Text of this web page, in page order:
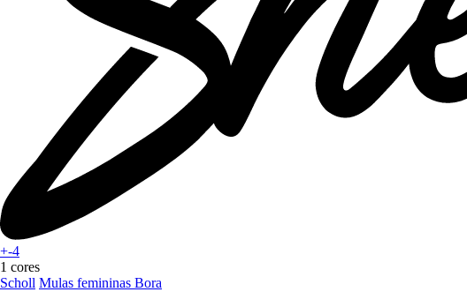
+-4
1 cores
Scholl Mulas femininas Bora